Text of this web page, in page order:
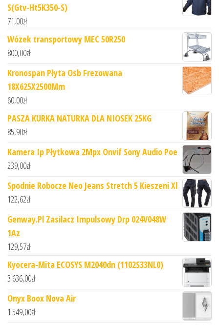
S(Gtv-Ht5K350-S)
71,00zł
Wózek transportowy MEC 50R250
800,00zł
Kronospan Płyta Osb Frezowana
18X625X2500Mm
60,00zł
PASZA KURKA NATURKA DLA NIOSEK 25KG
85,90zł
Kamera Ip Płytkowa 2Mpx Onvif Sony Audio Poe
239,00zł
Spodnie Robocze Neo Jeans Stretch 5 Kieszeni Xl
122,62zł
Genway.Pl Zasilacz Impulsowy Drp 024V048W
1Az
129,57zł
Kyocera-Mita ECOSYS M2040dn (1102S33NL0)
3 636,00zł
Onyx Boox Nova Air
1 549,00zł